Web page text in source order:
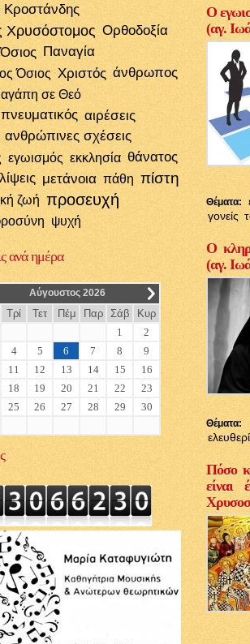
Κροστάνδης
Χρυσόστομος Ορθοδοξία
Παναγία
Όσιος Χριστός άνθρωπος
αγάπη σε Θεό
αιρέσεις
ανθρώπινες σχέσεις
εγωισμός εκκλησία θάνατος
μετάνοια πάθη πίστη
ζωή προσευχή
ψυχή
ανά ημέρα
Αύγουστος 2026 __
Τρί Τετ Πέμ Παρ Σάβ
Κυρ
1
2
4 5 6 7 8
9
11 12 13 14 15
16
18 19 20 21 22
23
25 26 27 28 29
30
Ο
(αγ.
Θέματα:
γονείς
Ο
(αγ.
Θέματα:
Πόσο
είναι